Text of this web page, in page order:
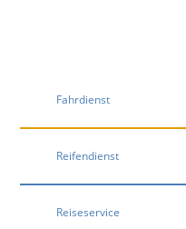
Fahrdienst
Reifendienst
Reiseservice